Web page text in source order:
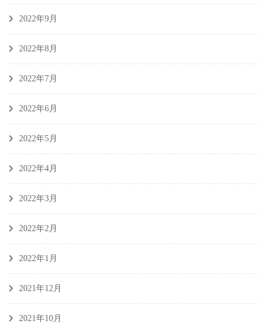
2022年9月
2022年8月
2022年7月
2022年6月
2022年5月
2022年4月
2022年3月
2022年2月
2022年1月
2021年12月
2021年10月